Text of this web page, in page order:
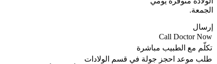
الجمعة.
إرسال
Call Doctor Now
تكلّم مع الطبيب مباشرة
طلب موعد احجز جولة في قسم الولادات